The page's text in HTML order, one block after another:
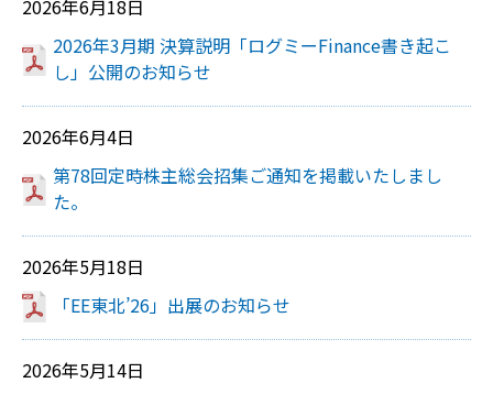
2026年6月18日
2026年3月期 決算説明「ログミーFinance書き起こ
し」公開のお知らせ
2026年6月4日
第78回定時株主総会招集ご通知を掲載いたしまし
た。
2026年5月18日
「EE東北’26」出展のお知らせ
2026年5月14日